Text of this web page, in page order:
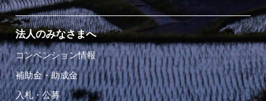
法人のみなさまへ
コンベンション情報
補助金・助成金
入札・公募